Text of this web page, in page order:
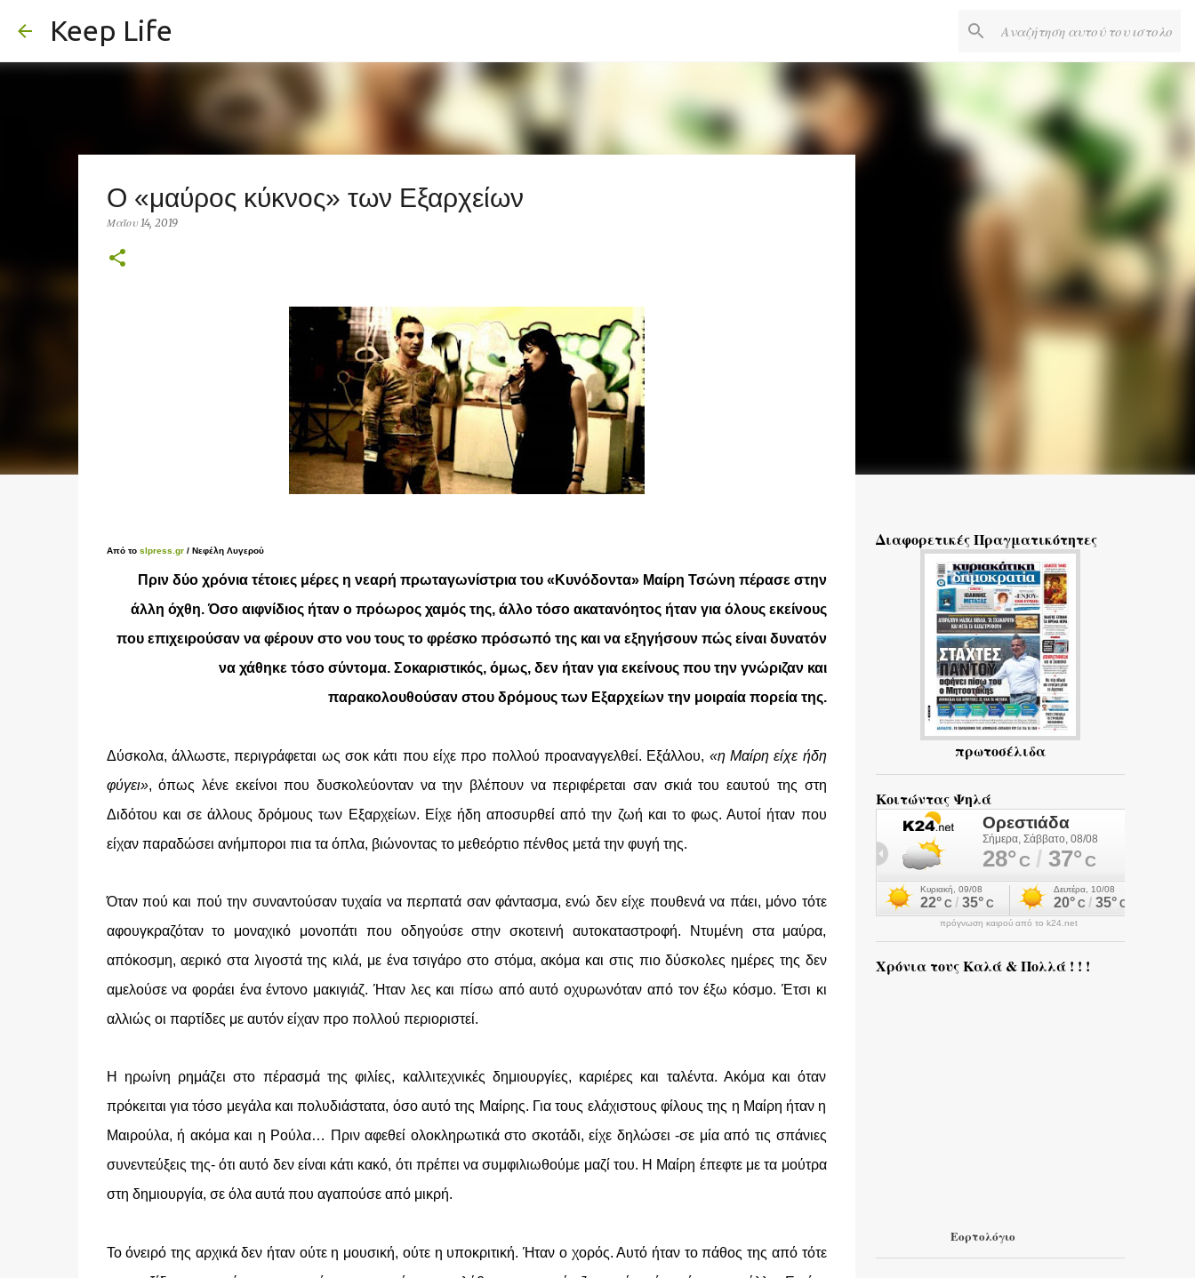
Keep Life
Ο «μαύρος κύκνος» των Εξαρχείων
Μαΐου 14, 2019
Από το slpress.gr/ Νεφέλη Λυγερού
Πριν δύο χρόνια τέτοιες μέρες η νεαρή πρωταγωνίστρια του «Κυνόδοντα» Μαίρη Τσώνη πέρασε στην
άλλη όχθη. Όσο αιφνίδιος ήταν ο πρόωρος χαμός της, άλλο τόσο ακατανόητος ήταν για όλους εκείνους
που επιχειρούσαν να φέρουν στο νου τους το φρέσκο πρόσωπό της και να εξηγήσουν πώς είναι δυνατόν
να χάθηκε τόσο σύντομα. Σοκαριστικός, όμως, δεν ήταν για εκείνους που την γνώριζαν και
παρακολουθούσαν στου δρόμους των Εξαρχείων την μοιραία πορεία της.
Δύσκολα, άλλωστε, περιγράφεται ως σοκ κάτι που είχε προ πολλού προαναγγελθεί. Εξάλλου, «η Μαίρη είχε ήδη
φύγει», όπως λένε εκείνοι που δυσκολεύονταν να την βλέπουν να περιφέρεται σαν σκιά του εαυτού της στη
Διδότου και σε άλλους δρόμους των Εξαρχείων. Είχε ήδη αποσυρθεί από την ζωή και το φως. Αυτοί ήταν που
είχαν παραδώσει ανήμποροι πια τα όπλα, βιώνοντας το μεθεόρτιο πένθος μετά την φυγή της.
Όταν πού και πού την συναντούσαν τυχαία να περπατά σαν φάντασμα, ενώ δεν είχε πουθενά να πάει, μόνο τότε
αφουγκραζόταν το μοναχικό μονοπάτι που οδηγούσε στην σκοτεινή αυτοκαταστροφή. Ντυμένη στα μαύρα,
απόκοσμη, αερικό στα λιγοστά της κιλά, με ένα τσιγάρο στο στόμα, ακόμα και στις πιο δύσκολες ημέρες της δεν
αμελούσε να φοράει ένα έντονο μακιγιάζ. Ήταν λες και πίσω από αυτό οχυρωνόταν από τον έξω κόσμο. Έτσι κι
αλλιώς οι παρτίδες με αυτόν είχαν προ πολλού περιοριστεί.
Η ηρωίνη ρημάζει στο πέρασμά της φιλίες, καλλιτεχνικές δημιουργίες, καριέρες και ταλέντα. Ακόμα και όταν
πρόκειται για τόσο μεγάλα και πολυδιάστατα, όσο αυτό της Μαίρης. Για τους ελάχιστους φίλους της η Μαίρη ήταν η
Μαιρούλα, ή ακόμα και η Ρούλα… Πριν αφεθεί ολοκληρωτικά στο σκοτάδι, είχε δηλώσει -σε μία από τις σπάνιες
συνεντεύξεις της- ότι αυτό δεν είναι κάτι κακό, ότι πρέπει να συμφιλιωθούμε μαζί του. Η Μαίρη έπεφτε με τα μούτρα
στη δημιουργία, σε όλα αυτά που αγαπούσε από μικρή.
Το όνειρό της αρχικά δεν ήταν ούτε η μουσική, ούτε η υποκριτική. Ήταν ο χορός. Αυτό ήταν το πάθος της από τότε
Διαφορετικές Πραγματικότητες
πρωτοσέλιδα
Κοιτώντας Ψηλά
πρόγνωση καιρού από το k24.net
Χρόνια τους Καλά & Πολλά ! ! !
Εορτολόγιο